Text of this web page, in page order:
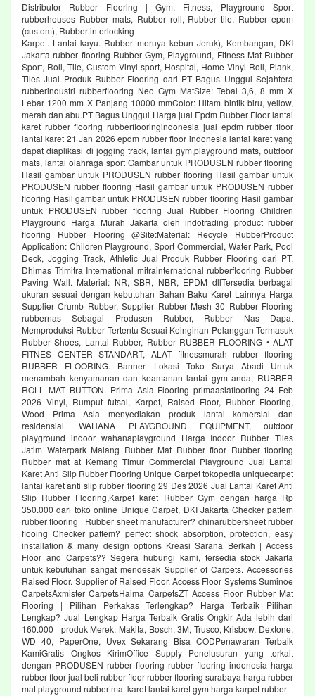
Distributor Rubber Flooring | Gym, Fitness, Playground Sport
rubberhouses Rubber mats, Rubber roll, Rubber tile, Rubber epdm
(custom), Rubber interlocking
Karpet. Lantai kayu. Rubber meruya kebun Jeruk), Kembangan, DKI
Jakarta rubber flooring Rubber Gym, Playground, Fitness Mat Rubber
Sport, Roll, Tile, Custom Vinyl sport, Hospital, Home Vinyl Roll, Plank,
Tiles Jual Produk Rubber Flooring dari PT Bagus Unggul Sejahtera
rubberindustri rubberflooring Neo Gym MatSize: Tebal 3,6, 8 mm X
Lebar 1200 mm X Panjang 10000 mmColor: Hitam bintik biru, yellow,
merah dan abu.PT Bagus Unggul Harga jual Epdm Rubber Floor lantai
karet rubber flooring rubberflooringindonesia jual epdm rubber floor
lantai karet 21 Jan 2026 epdm rubber floor indonesia lantai karet yang
dapat diaplikasi di jogging track, lantai gym,playground mats, outdoor
mats, lantai olahraga sport Gambar untuk PRODUSEN rubber flooring
Hasil gambar untuk PRODUSEN rubber flooring Hasil gambar untuk
PRODUSEN rubber flooring Hasil gambar untuk PRODUSEN rubber
flooring Hasil gambar untuk PRODUSEN rubber flooring Hasil gambar
untuk PRODUSEN rubber flooring Jual Rubber Flooring Children
Playground Harga Murah Jakarta oleh indotrading product rubber
flooring Rubber Flooring @Site:Material: Recycle RubberProduct
Application: Children Playground, Sport Commercial, Water Park, Pool
Deck, Jogging Track, Athletic Jual Produk Rubber Flooring dari PT.
Dhimas Trimitra International mitrainternational rubberflooring Rubber
Paving Wall. Material: NR, SBR, NBR, EPDM dllTersedia berbagai
ukuran sesuai dengan kebutuhan Bahan Baku Karet Lainnya Harga
Supplier Crumb Rubber, Supplier Rubber Mesh 30 Rubber Flooring
rubbernas Sebagai Produsen Rubber, Rubber Nas Dapat
Memproduksi Rubber Tertentu Sesuai Keinginan Pelanggan Termasuk
Rubber Shoes, Lantai Rubber, Rubber RUBBER FLOORING • ALAT
FITNES CENTER STANDART, ALAT fitnessmurah rubber flooring
RUBBER FLOORING. Banner. Lokasi Toko Surya Abadi Untuk
menambah kenyamanan dan keamanan lantai gym anda, RUBBER
ROLL MAT BUTTON. Prima Asia Flooring primaasiaflooring 24 Feb
2026 Vinyl, Rumput futsal, Karpet, Raised Floor, Rubber Flooring,
Wood Prima Asia menyediakan produk lantai komersial dan
residensial. WAHANA PLAYGROUND EQUIPMENT, outdoor
playground indoor wahanaplayground Harga Indoor Rubber Tiles
Jatim Waterpark Malang Rubber Mat Rubber floor Rubber flooring
Rubber mat at Kemang Timur Commercial Playground Jual Lantai
Karet Anti Slip Rubber Flooring Unique Carpet tokopedia uniquecarpet
lantai karet anti slip rubber flooring 29 Des 2026 Jual Lantai Karet Anti
Slip Rubber Flooring,Karpet karet Rubber Gym dengan harga Rp
350.000 dari toko online Unique Carpet, DKI Jakarta Checker pattem
rubber flooring | Rubber sheet manufacturer? chinarubbersheet rubber
flooing Checker pattem? perfect shock absorption, protection, easy
installation & many design options Kreasi Sarana Berkah | Access
Floor and Carpets?? Segera hubungi kami, tersedia stock Jakarta
untuk kebutuhan sangat mendesak Supplier of Carpets. Accessories
Raised Floor. Supplier of Raised Floor. Access Floor Systems Suminoe
CarpetsAxmister CarpetsHaima CarpetsZT Access Floor Rubber Mat
Flooring | Pilihan Perkakas Terlengkap? Harga Terbaik Pilihan
Lengkap? Jual Lengkap Harga Terbaik Gratis Ongkir Ada lebih dari
160.000+ produk Merek: Makita, Bosch, 3M, Trusco, Krisbow, Dextone,
WD 40, PaperOne, Uvex Sekarang Bisa CODPenawaran Terbaik
KamiGratis Ongkos KirimOffice Supply Penelusuran yang terkait
dengan PRODUSEN rubber flooring rubber flooring indonesia harga
rubber floor jual beli rubber floor rubber flooring surabaya harga rubber
mat playground rubber mat karet lantai karet gym harga karpet rubber